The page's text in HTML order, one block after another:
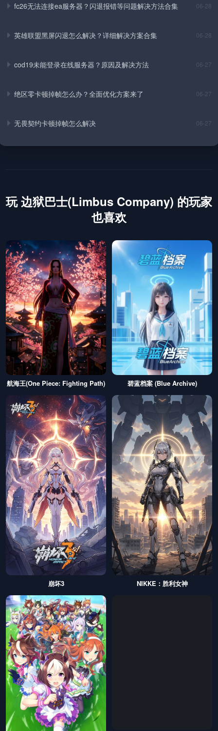
fc26无法连接ea服务器？闪退报错等问题解决方法合集 06-28
英雄联盟黑屏闪退怎么解决？详细解决方案合集 06-28
cod19未能登录在线服务器？原因及解决方法 06-27
绝区零卡顿掉帧怎么办？全面优化方案来了 06-27
无畏契约卡顿掉帧怎么解决 06-27
玩 边狱巴士(Limbus Company) 的玩家
也喜欢
航海王(One Piece: Fighting Path) 碧蓝档案 (Blue Archive)
崩坏3 NIKKE：胜利女神